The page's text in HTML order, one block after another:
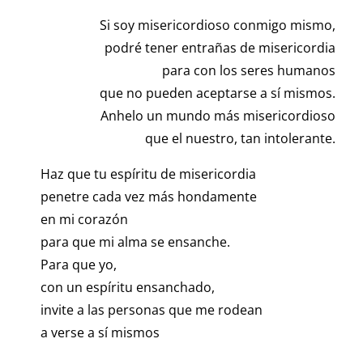
Si soy misericordioso conmigo mismo,
podré tener entrañas de misericordia
para con los seres humanos
que no pueden aceptarse a sí mismos.
Anhelo un mundo más misericordioso
que el nuestro, tan intolerante.
Haz que tu espíritu de misericordia
penetre cada vez más hondamente
en mi corazón
para que mi alma se ensanche.
Para que yo,
con un espíritu ensanchado,
invite a las personas que me rodean
a verse a sí mismos